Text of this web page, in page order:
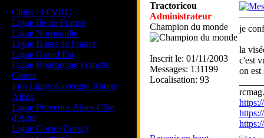
Clubs / FFVRC
Ligue Ile-de-France
Ligue Normandie
Ligue Hauts de France
Ligue Grand Est
Ligue Bourgogne Franche
Comte
Info Ligue Auvergne Rhone
Alpes
Ligue Provence Alpes Côte
d'Azur
Ligue Corse (Corse)
Tractoricou
Administrateur
Champion du monde
Inscrit le: 01/11/2003
Messages: 131199
Localisation: 93
je
la
c'est
on est